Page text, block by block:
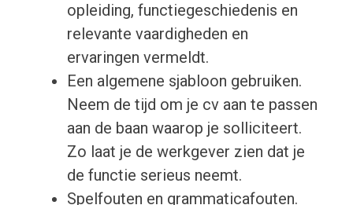
opleiding, functiegeschiedenis en
relevante vaardigheden en
ervaringen vermeldt.
Een algemene sjabloon gebruiken.
Neem de tijd om je cv aan te passen
aan de baan waarop je solliciteert.
Zo laat je de werkgever zien dat je
de functie serieus neemt.
Spelfouten en grammaticafouten.